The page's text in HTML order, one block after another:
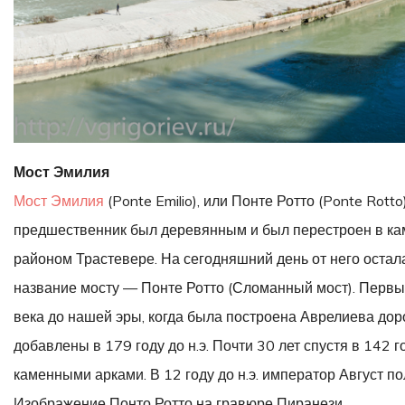
Мост Эмилия
Мост Эмилия (Ponte Emilio), или Понте Ротто (Ponte
предшественник был деревянным и был перестроен в
районом Трастевере. На сегодняшний день от него
название мосту — Понте Ротто (Сломанный мост).
века до нашей эры, когда была построена Аврелиева
добавлены в 179 году до н.э. Почти 30 лет спустя в 142
каменными арками. В 12 году до н.э. император Август